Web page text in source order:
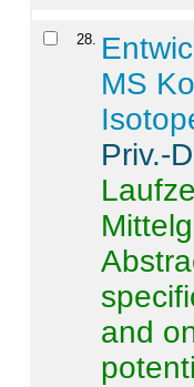
28.
MS
Priv.-
and